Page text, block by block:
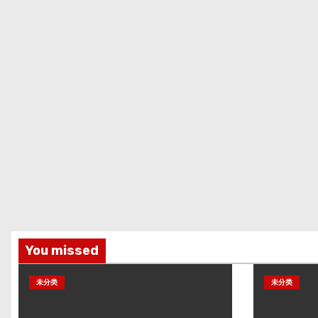
You missed
未分类 未分类